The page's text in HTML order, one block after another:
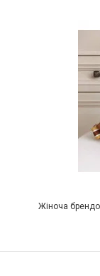
Жіноча